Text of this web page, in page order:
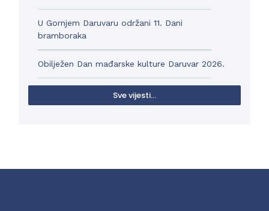
U Gornjem Daruvaru održani 11. Dani
bramboraka
Obilježen Dan mađarske kulture Daruvar 2026.
Sve vijesti...